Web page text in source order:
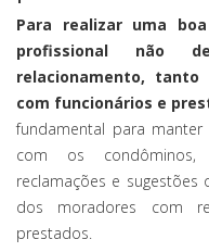
Para realizar uma
profissional não
relacionamento,
com funcionários e
fundamental para
com os condôminos,
reclamações e
dos moradores com
prestados.